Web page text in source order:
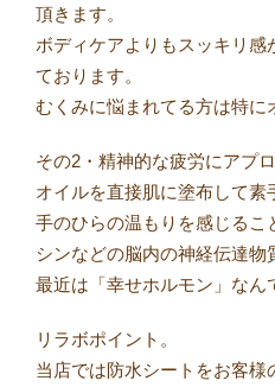
頂きます。
ボディケアよりもスッキリ
ております。
むくみに悩まれてる方は特に
その2・精神的な疲労にアプ
オイルを直接肌に塗布して素
手のひらの温もりを感じるこ
シンなどの脳内の神経伝達物
最近は「幸せホルモン」なん
リラボポイント。
当店では防水シートをお客